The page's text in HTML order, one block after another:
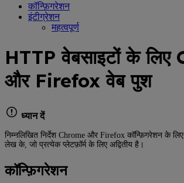
कॉन्फ़िगरेशन
इंटीग्रेशन
महत्वपूर्ण
HTTP वेबसाइटों के
और Firefox वेब पुश
ध्यान दें
निम्नलिखित निर्देश Chrome और Firefox कॉन्फ़िगरेशन के लिए
लेख के, जो प्रत्येक प्लेटफ़ॉर्म के लिए अद्वितीय है।
कॉन्फ़िगरेशन